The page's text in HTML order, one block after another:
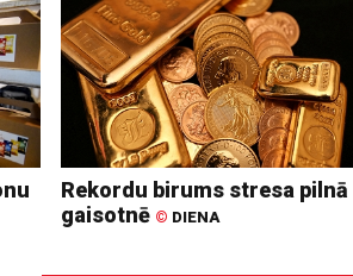
Rekordu birums stresa pilnā
gaisotnē © DIENA